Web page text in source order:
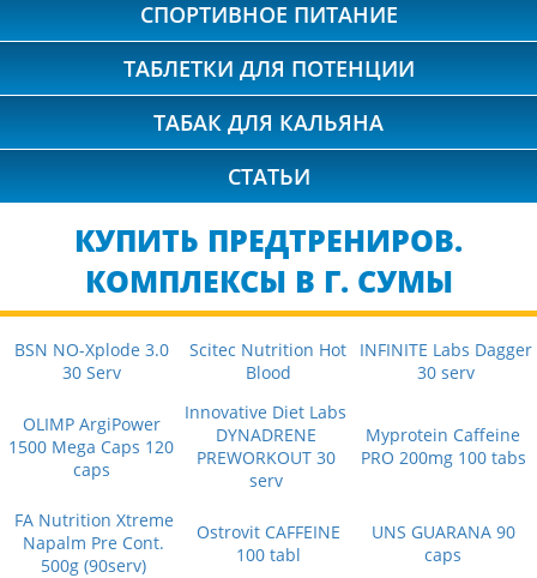
СПОРТИВНОЕ ПИТАНИЕ
ТАБЛЕТКИ ДЛЯ ПОТЕНЦИИ
ТАБАК ДЛЯ КАЛЬЯНА
СТАТЬИ
КУПИТЬ ПРЕДТРЕНИРОВ.
КОМПЛЕКСЫ В Г. СУМЫ
BSN NO-Xplode 3.0
30 Serv
Scitec Nutrition Hot
Blood
INFINITE Labs Dagger
30 serv
OLIMP ArgiPower
1500 Mega Caps 120
caps
Innovative Diet Labs
DYNADRENE
PREWORKOUT 30
serv
Myprotein Caffeine
PRO 200mg 100 tabs
FA Nutrition Xtreme
Napalm Pre Cont.
500g (90serv)
Ostrovit CAFFEINE
100 tabl
UNS GUARANA 90
caps